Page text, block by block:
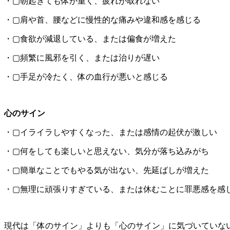
・▢肩や首、腰などに慢性的な痛みや違和感を感じる
・▢食欲が減退している、または偏食が増えた
・▢頻繁に風邪を引く、または治りが遅い
・▢手足が冷たく、体の血行が悪いと感じる
心のサイン
・▢イライラしやすくなった、または感情の起伏が激しい
・▢何をしても楽しいと思えない、気分が落ち込みがち
・▢簡単なことでもやる気が出ない、先延ばしが増えた
・▢無理に頑張りすぎている、または休むことに罪悪感を感
現代は「体のサイン」よりも「心のサイン」に気づいていな